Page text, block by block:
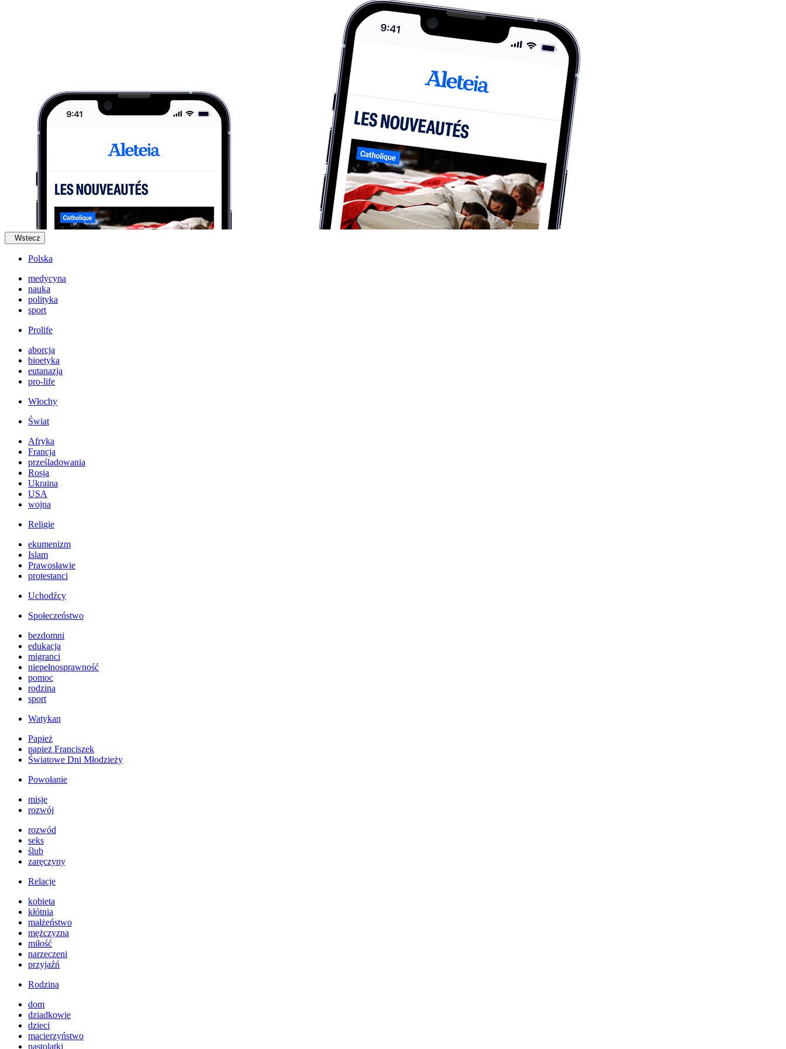
Wstecz
Polska
medycyna
nauka
polityka
sport
Prolife
aborcja
bioetyka
eutanazja
pro-life
Włochy
Świat
Afryka
Francja
prześladowania
Rosja
Ukraina
USA
wojna
Religie
ekumenizm
Islam
Prawosławie
protestanci
Uchodźcy
Społeczeństwo
bezdomni
edukacja
migranci
niepełnosprawność
pomoc
rodzina
sport
Watykan
Papież
papież Franciszek
Światowe Dni Młodzieży
Powołanie
misje
rozwój
rozwód
seks
ślub
zaręczyny
Relacje
kobieta
kłótnia
małżeństwo
mężczyzna
miłość
narzeczeni
przyjaźń
Rodzina
dom
dziadkowie
dzieci
macierzyństwo
nastolatki